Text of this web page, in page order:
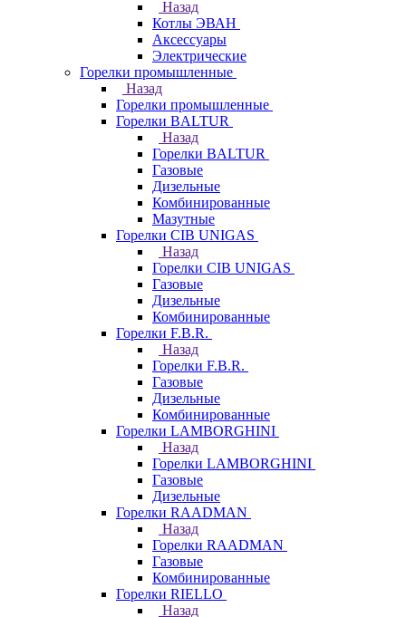
Назад
Котлы ЭВАН
Аксессуары
Электрические
Горелки промышленные
Назад
Горелки промышленные
Горелки BALTUR
Назад
Горелки BALTUR
Газовые
Дизельные
Комбинированные
Мазутные
Горелки CIB UNIGAS
Назад
Горелки CIB UNIGAS
Газовые
Дизельные
Комбинированные
Горелки F.B.R.
Назад
Горелки F.B.R.
Газовые
Дизельные
Комбинированные
Горелки LAMBORGHINI
Назад
Горелки LAMBORGHINI
Газовые
Дизельные
Горелки RAADMAN
Назад
Горелки RAADMAN
Газовые
Комбинированные
Горелки RIELLO
Назад